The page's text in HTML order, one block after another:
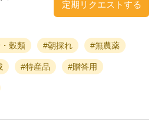
定期リクエストする
穀類 #朝採れ #無農薬
#特産品 #贈答用